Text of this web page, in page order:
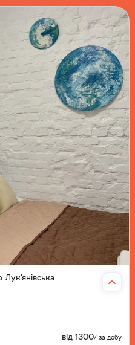
Лук'янівська
від 1300/ за добу